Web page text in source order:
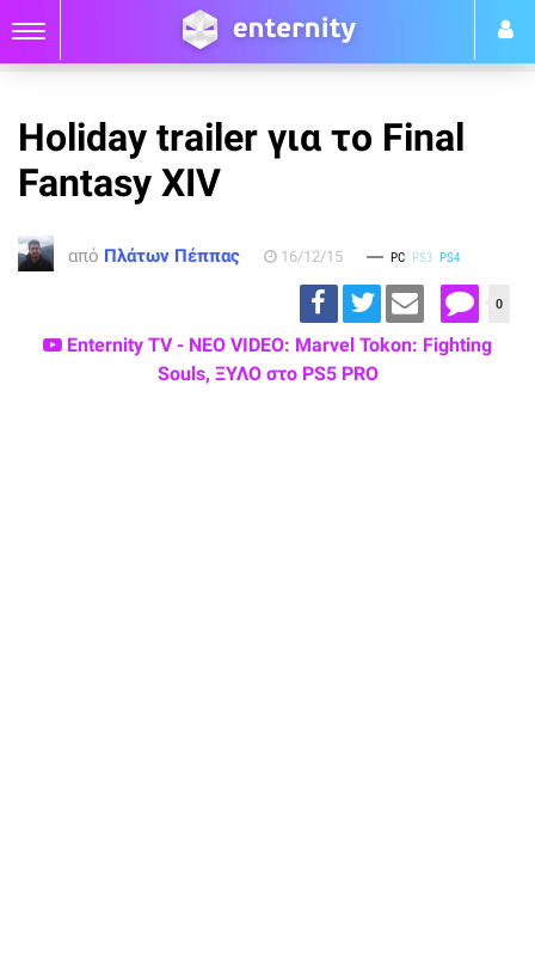
Holiday trailer για το Final
Fantasy XIV
από Πλάτων Πέππας 16/12/15 PC PS3 PS4
0
Enternity TV - ΝΕΟ VIDEO: Marvel Tokon: Fighting
Souls, ΞΥΛΟ στο PS5 PRO